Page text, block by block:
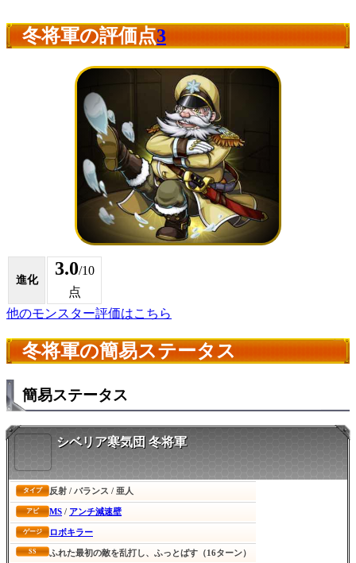
冬将軍の評価点3
進化
3.0/10
点
他のモンスター評価はこちら
冬将軍の簡易ステータス
簡易ステータス
シベリア寒気団 冬将軍
タイプ 反射 / バランス / 亜人
アビ MS / アンチ減速壁
ゲージ ロボキラー
SS ふれた最初の敵を乱打し、ふっとばす（16ターン）